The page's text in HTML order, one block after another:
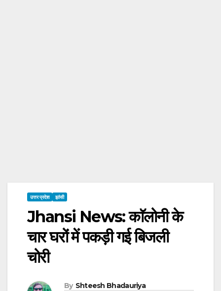
उत्तर प्रदेश झांसी
Jhansi News: काॅलोनी के
चार घरों में पकड़ी गई बिजली
चोरी
By Shteesh Bhadauriya